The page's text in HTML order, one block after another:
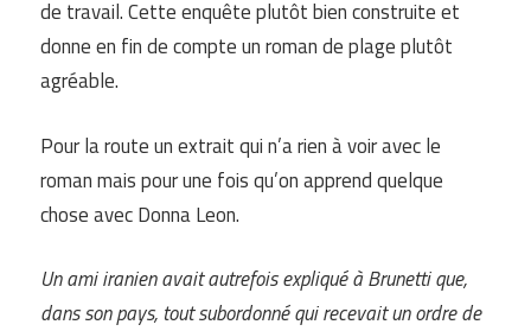
de travail. Cette enquête plutôt bien construite et
donne en fin de compte un roman de plage plutôt
agréable.
Pour la route un extrait qui n’a rien à voir avec le
roman mais pour une fois qu’on apprend quelque
chose avec Donna Leon.
Un ami iranien avait autrefois expliqué à Brunetti que,
dans son pays, tout subordonné qui recevait un ordre de